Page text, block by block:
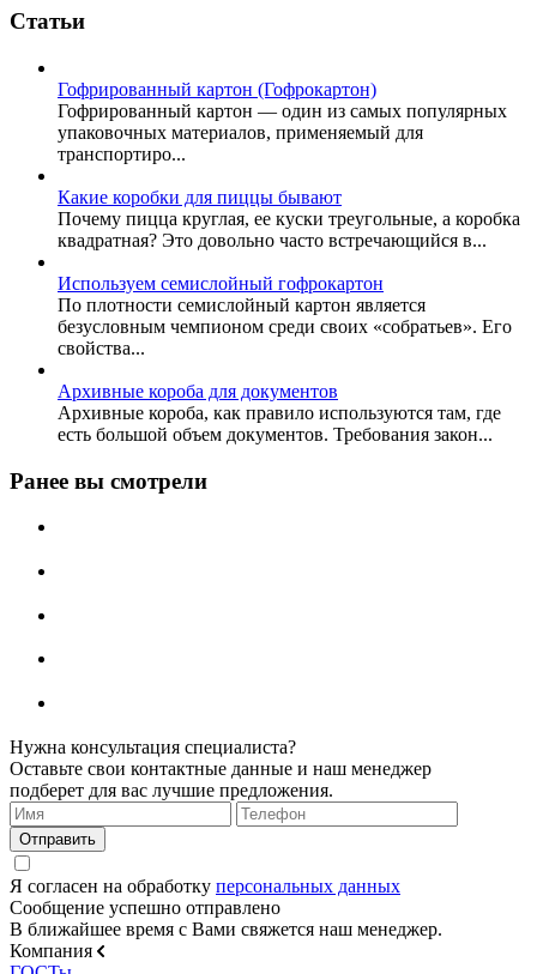
Статьи
Гофрированный картон (Гофрокартон)
Гофрированный картон — один из самых популярных
упаковочных материалов, применяемый для
транспортиро...
Какие коробки для пиццы бывают
Почему пицца круглая, ее куски треугольные, а коробка
квадратная? Это довольно часто встречающийся в...
Используем семислойный гофрокартон
По плотности семислойный картон является
безусловным чемпионом среди своих «собратьев». Его
свойства...
Архивные короба для документов
Архивные короба, как правило используются там, где
есть большой объем документов. Требования закон...
Ранее вы смотрели
Нужна консультация специалиста?
Оставьте свои контактные данные и наш менеджер
подберет для вас лучшие предложения.
Я согласен на обработку персональных данных
Сообщение успешно отправлено
В ближайшее время с Вами свяжется наш менеджер.
Компания